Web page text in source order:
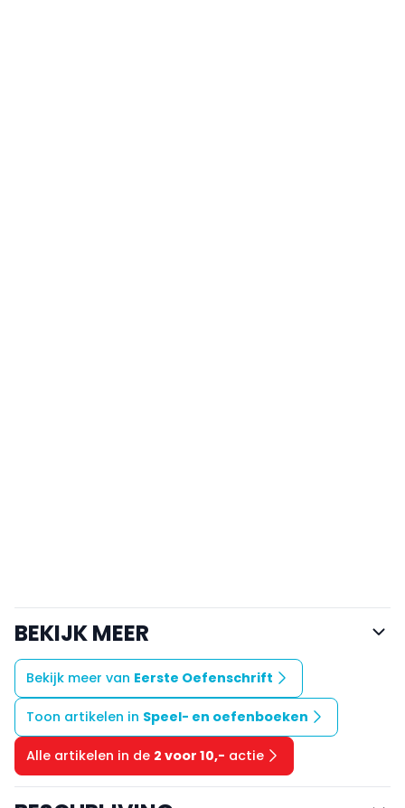
BEKIJK MEER
Bekijk meer van Eerste Oefenschrift
Toon artikelen in Speel- en oefenboeken
Alle artikelen in de 2 voor 10,- actie